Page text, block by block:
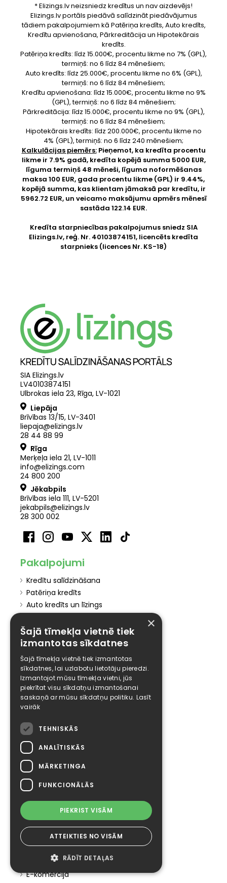
* Elizings.lv neizsniedz kredītus un nav aizdevējs!
Elizings.lv portāls piedāvā salīdzināt piedāvājumus
tādiem pakalpojumiem kā Patēriņa kredīts, Auto kredīts,
Kredītu apvienošana, Pārkreditācija un Hipotekārais
kredīts.
Patēriņa kredīts: līdz 15.000€, procentu likme no 7% (GPL),
termiņš: no 6 līdz 84 mēnešiem;
Auto kredīts: līdz 25.000€, procentu likme no 6% (GPL),
termiņš: no 6 līdz 84 mēnešiem;
Kredītu apvienošana: līdz 15.000€, procentu likme no 9%
(GPL), termiņš: no 6 līdz 84 mēnešiem;
Pārkreditācija: līdz 15.000€, procentu likme no 9% (GPL),
termiņš: no 6 līdz 84 mēnešiem;
Hipotekārais kredīts: līdz 200.000€, procentu likme no
4% (GPL), termiņš: no 6 līdz 240 mēnešiem;
Kalkulācijas piemērs:Pieņemot, ka kredīta procentu
likme ir 7.9% gadā, kredīta kopējā summa 5000 EUR,
līguma termiņš 48 mēneši, līguma noformēšanas
maksa 100 EUR, gada procentu likme (GPL) ir 9.44%,
kopējā summa, kas klientam jāmaksā par kredītu, ir
5962.72 EUR, un veicamo maksājumu apmērs mēnesī
sastāda 122.14 EUR.
Kredīta starpniecības pakalpojumus sniedz SIA
Elizings.lv, reģ. Nr. 40103874151, licencēts kredīta
starpnieks (licences Nr. KS-18)
SIA Elizings.lv
LV40103874151
Ulbrokas iela 23, Rīga, LV-1021
Liepāja
Brīvības 13/15, LV-3401
liepaja@elizings.lv
28 44 88 99
Rīga
Merķeļa iela 21, LV-1011
info@elizings.com
24 800 200
Jēkabpils
Brīvības iela 111, LV-5201
jekabpils@elizings.lv
28 300 002
Pakalpojumi
Kredītu salīdzināšana
Patēriņa kredīts
Auto kredīts un līzings
Kredītu apvienošana
Kredīts pret auto
Zaļais eko kredīts
Izdevīgākais patēriņa kredīts
Auto vēstures pārbaude
KASKO apdrošināšana
Pieteikumi
Galvotāja pieteikums
Noderīgi
Aizdevumi internetā
Būvniecība kredītā
Depozīti Latvijas bankās
Finanšu konsultants
Visi kredīti
Jaunumi
E-komercija
×
Šajā tīmekļa vietnē tiek
izmantotas sīkdatnes
Šajā tīmekļa vietnē tiek izmantotas
sīkdatnes, lai uzlabotu lietotāju pieredzi.
Izmantojot mūsu tīmekļa vietni, jūs
piekrītat visu sīkdatņu izmantošanai
saskaņā ar mūsu sīkdatņu politiku. Lasīt
vairāk
TEHNISKĀS
ANALĪTISKĀS
MĀRKETINGA
FUNKCIONĀLĀS
PIEKRIST VISĀM
ATTEIKTIES NO VISĀM
RĀDĪT DETAĻAS